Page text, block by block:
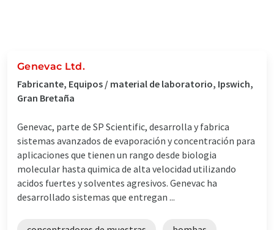
Genevac Ltd.
Fabricante, Equipos / material de laboratorio, Ipswich,
Gran Bretaña
Genevac, parte de SP Scientific, desarrolla y fabrica
sistemas avanzados de evaporación y concentración para
aplicaciones que tienen un rango desde biologia
molecular hasta quimica de alta velocidad utilizando
acidos fuertes y solventes agresivos. Genevac ha
desarrollado sistemas que entregan ...